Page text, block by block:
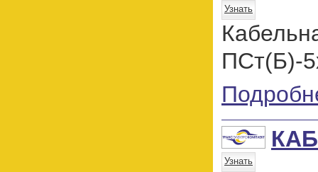
Узнать
ПСт(Б)-
Узнать